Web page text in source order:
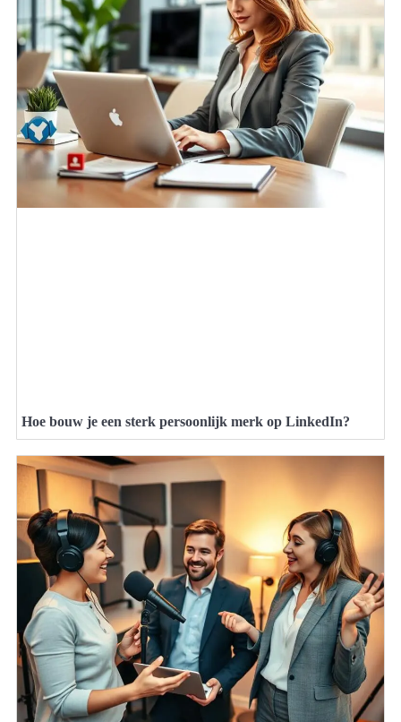
Hoe bouw je een sterk persoonlijk merk op LinkedIn?